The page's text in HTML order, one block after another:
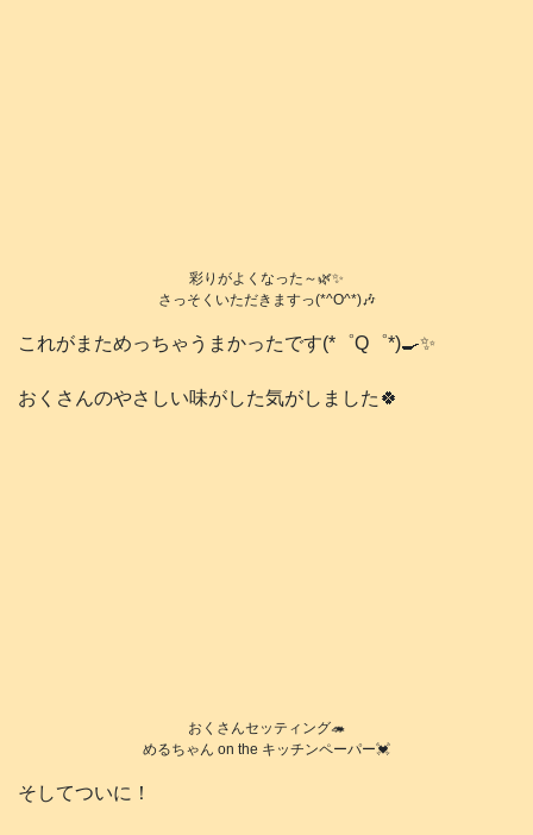
彩りがよくなった～🌿✨
さっそくいただきますっ(*^O^*)🎶
これがまためっちゃうまかったです(*゜Q゜*)🍳✨
おくさんのやさしい味がした気がしました🍀
おくさんセッティング🦔
めるちゃん on the キッチンペーパー💓
そしてついに！